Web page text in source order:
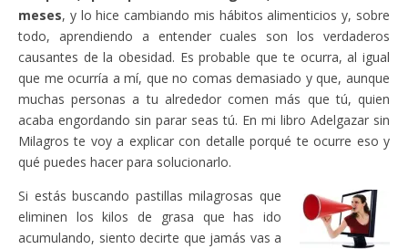
meses, y lo hice cambiando mis hábitos alimenticios y, sobre
todo, aprendiendo a entender cuales son los verdaderos
causantes de la obesidad. Es probable que te ocurra, al igual
que me ocurría a mí, que no comas demasiado y que, aunque
muchas personas a tu alrededor comen más que tú, quien
acaba engordando sin parar seas tú. En mi libro Adelgazar sin
Milagros te voy a explicar con detalle porqué te ocurre eso y
qué puedes hacer para solucionarlo.
Si estás buscando pastillas milagrosas que
eliminen los kilos de grasa que has ido
acumulando, siento decirte que jamás vas a